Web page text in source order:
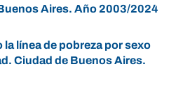
Aires. Año 2003/2024
línea de pobreza por sexo
Ciudad de Buenos Aires.